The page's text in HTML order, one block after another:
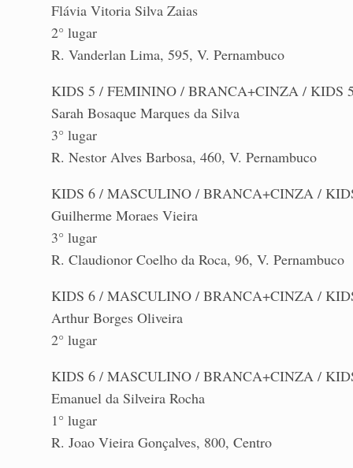
Flávia Vitoria Silva Zaias
2° lugar
R. Vanderlan Lima, 595, V. Pernambuco
KIDS 5 / FEMININO / BRANCA+CINZA / KIDS
Sarah Bosaque Marques da Silva
3° lugar
R. Nestor Alves Barbosa, 460, V. Pernambuco
KIDS 6 / MASCULINO / BRANCA+CINZA /
Guilherme Moraes Vieira
3° lugar
R. Claudionor Coelho da Roca, 96, V. Pernambuco
KIDS 6 / MASCULINO / BRANCA+CINZA /
Arthur Borges Oliveira
2° lugar
KIDS 6 / MASCULINO / BRANCA+CINZA /
Emanuel da Silveira Rocha
1° lugar
R. Joao Vieira Gonçalves, 800, Centro